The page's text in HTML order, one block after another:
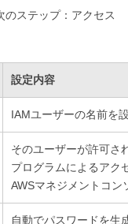
のステップ：アクセス
設定内容
IAMユーザーの名前を
そのユーザーが許可さ
プログラムによるアク
AWSマネジメントコ
自動でパスワードを生